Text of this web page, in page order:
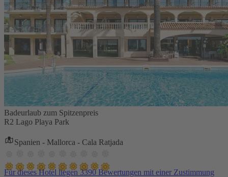
Badeurlaub zum Spitzenpreis
R2 Lago Playa Park
Spanien - Mallorca - Cala Ratjada
Für dieses Hotel liegen 3390 Bewertungen mit einer Zustimmung